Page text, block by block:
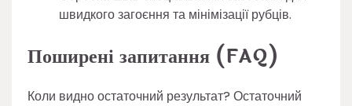
швидкого загоєння та мінімізації рубців.
Поширені запитання (FAQ)
Коли видно остаточний результат? Остаточний